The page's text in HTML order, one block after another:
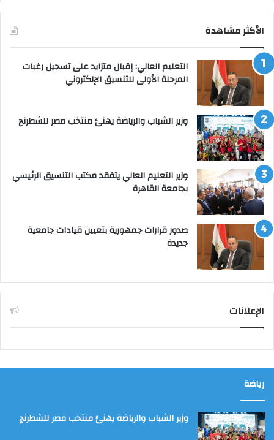
الأكثر مشاهدة
التعليم العالي: إقبال متزايد على تسجيل رغبات
المرحلة الأولى للتنسيق الإلكتروني
وزير الشباب والرياضة يهنئ منتخب مصر للشطرنج
وزير التعليم العالي يتفقد مكتب التنسيق الرئيسي
بجامعة القاهرة
صدور قرارات جمهورية بتعيين قيادات جامعية
جديدة
الإعلانات
رياضة
وزير الشباب والرياضة يهنئ منتخب مصر للشطرنج